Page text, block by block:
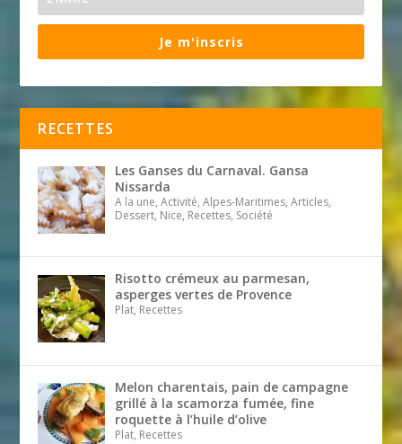
Je m'inscris
RECETTES
Les Ganses du Carnaval. Gansa
Nissarda
A la une, Activité, Alpes-Maritimes, Articles,
Dessert, Nice, Recettes, Société
Risotto crémeux au parmesan,
asperges vertes de Provence
Plat, Recettes
Melon charentais, pain de campagne
grillé à la scamorza fumée, fine
roquette à l’huile d’olive
Plat, Recettes